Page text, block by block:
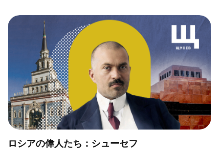
ロシアの偉人たち：シューセフ